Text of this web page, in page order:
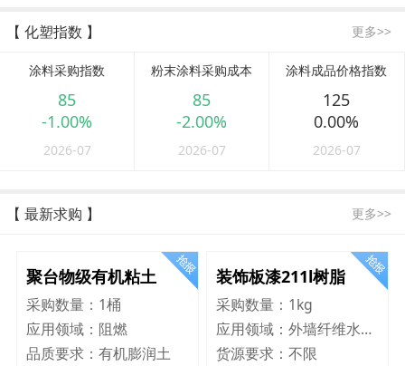
【 化塑指数 】 更多>>
涂料采购指数
85
-1.00%
2026-07
粉末涂料采购成本
85
-2.00%
2026-07
涂料成品价格指数
125
0.00%
2026-07
【 最新求购 】 更多>>
聚台物级有机粘土
采购数量： 1桶
应用领域： 阻燃
品质要求： 有机膨润土
装饰板漆211l树脂
采购数量： 1kg
应用领域：
外墙纤维水泥板
货源要求：不限